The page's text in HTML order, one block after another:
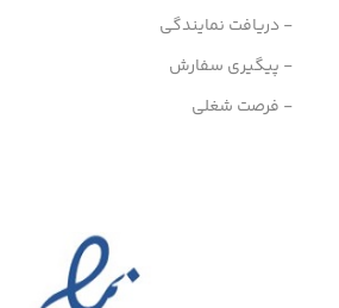
- دریافت نمایندگی
- پیگیری سفارش
- فرصت شغلی